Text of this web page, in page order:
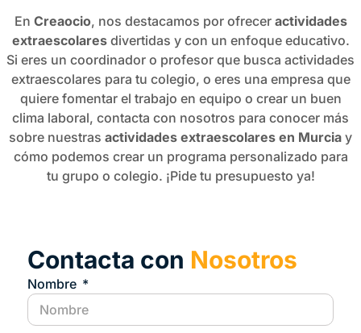
En Creaocio, nos destacamos por ofrecer actividades
extraescolaresdivertidas y con un enfoque educativo.
Si eres un coordinador o profesor que busca actividades
extraescolares para tu colegio, o eres una empresa que
quiere fomentar el trabajo en equipo o crear un buen
clima laboral, contacta con nosotros para conocer más
sobre nuestras actividades extraescolares en Murcia y
cómo podemos crear un programa personalizado para
tu grupo o colegio. ¡Pide tu presupuesto ya!
Contacta con Nosotros
Nombre